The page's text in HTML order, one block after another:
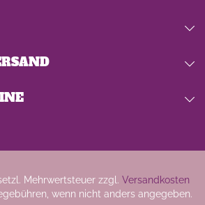
Mehrwertsteuer zzgl. Versandkosten
wenn nicht anders angegeben.